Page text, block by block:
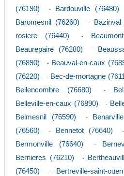
(76190)
- Bardouville (76480)
Baromesnil (76260) - Bazinval
rosiere (76440)
-
Beaurepaire (76280) -
(76890)
- Beauval-en-caux
(76220)
- Bec-de-mortagne
Bellencombre (76680) -
Belleville-en-caux (76890) -
Belmesnil (76590) -
(76560)
- Bennetot (76640)
Bermonville (76640) -
Bernieres (76210) -
(76450)
- Bertreville-saint-